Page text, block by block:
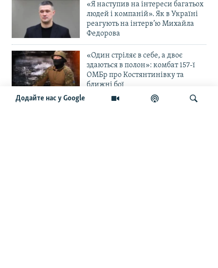
Додайте нас у Google
«Я наступив на інтереси багатьох
людей і компаній». Як в Україні
реагують на інтерв’ю Михайла
Федорова
«Один стріляє в себе, а двоє
здаються в полон»: комбат 157-ї
ОМБр про Костянтинівку та
ближні бої